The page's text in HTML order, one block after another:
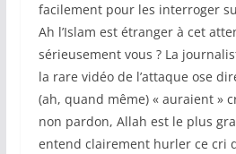
facilement pour les interroger
Ah l’Islam est étranger à cet
sérieusement vous ? La
la rare vidéo de l’attaque ose
(ah, quand même) « auraient »
non pardon, Allah est le plus
entend clairement hurler ce cri